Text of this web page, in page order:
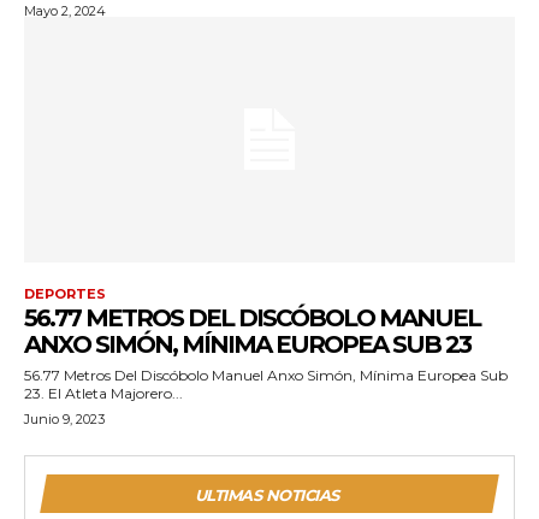
Mayo 2, 2024
DEPORTES
56.77 METROS DEL DISCÓBOLO MANUEL
ANXO SIMÓN, MÍNIMA EUROPEA SUB 23
56.77 Metros Del Discóbolo Manuel Anxo Simón, Mínima Europea Sub
23. El Atleta Majorero...
Junio 9, 2023
ULTIMAS NOTICIAS